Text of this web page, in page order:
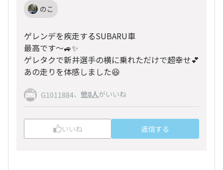
のこ
ゲレンデを疾走するSUBARU車
最高です〜🚙✨
ゲレタクで新井選手の横に乗れただけで超幸せ💕
あの走りを体感しました😆
G1011884、 他8人がいいね
いいね 返信する